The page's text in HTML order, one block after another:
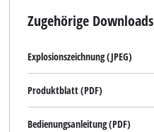
Zugehörige Downloads
Explosionszeichnung (JPEG)
Produktblatt (PDF)
Bedienungsanleitung (PDF)